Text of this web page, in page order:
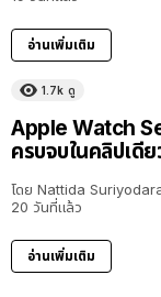
อ่านเพิ่มเติม
1.7k ดู
Apple Watch
ครบจบในคลิปเดีย
โดย Nattida
20 วันที่แล้ว
อ่านเพิ่มเติม